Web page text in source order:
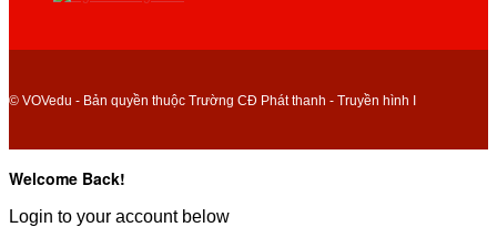
© VOVedu - Bản quyền thuộc Trường CĐ Phát thanh - Truyền hình I
Welcome Back!
Login to your account below